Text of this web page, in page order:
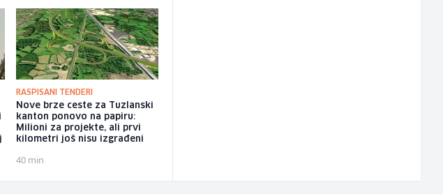
RASPISANI TENDERI
Nove brze ceste za Tuzlanski
kanton ponovo na papiru:
Milioni za projekte, ali prvi
kilometri još nisu izgrađeni
40 min